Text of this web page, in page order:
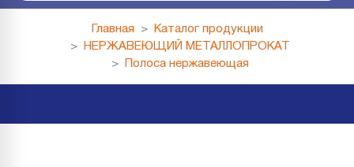
Главная
Каталог продукции
НЕРЖАВЕЮЩИЙ МЕТАЛЛОПРОКАТ
Полоса нержавеющая